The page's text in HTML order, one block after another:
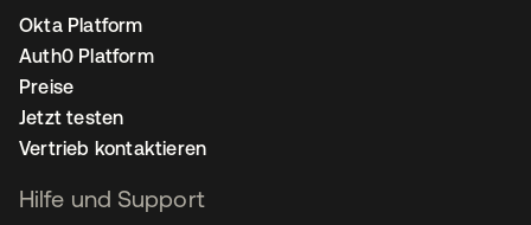
Okta Platform
Auth0 Platform
Preise
Jetzt testen
Vertrieb kontaktieren
Hilfe und Support